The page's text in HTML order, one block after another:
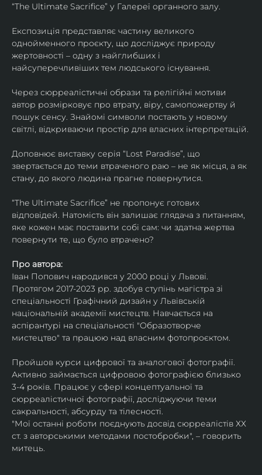
“The Ultimate Sacrifice” у Галереї органного залу.
Експозиція представляє частину великого
однойменного проєкту, що досліджує природу
жертовності – одну з найглибших і
найсуперечливіших тем людського існування.
Через сюрреалістичні образи та релігійні мотиви
автор розмірковує про втрату, віру, самопожертву й
пошук сенсу. Знайомі символи постають у новому
світлі, відкриваючи простір для власних інтерпретацій.
Доповнює виставку серія “Lost Paradise”, що
звертається до теми втраченого раю – не як місця, а як
стану, до якого людина прагне повернутися.
“The Ultimate Sacrifice” не пропонує готових
відповідей. Натомість він залишає глядача з питанням,
яке кожен має поставити собі сам: чи здатна жертва
повернути те, що було втрачено?
Про автора:
Іван Попович народився у 2000 році у Львові.
Протягом 2017-2023 рр. здобув ступінь магістра зі
спеціальності Графічний дизайн у Львівській
національній академії мистецтв. Навчається на
аспірантурі на спеціальності "Образотворче
мистецтво" та працюю над власним фотопроєктом.
Пройшов курси цифрової та аналогової фотографії.
Активно займається цифровою фотографією близько
3-4 років. Працює у сфері концептуальної та
сюрреалістичної фотографії, досліджуючи теми
сакральності, абсурду та тілесності.
"Мої останні роботи поєднують досвід сюрреалістів ХХ
ст. з авторськими методами постобробки", – говорить
митець.